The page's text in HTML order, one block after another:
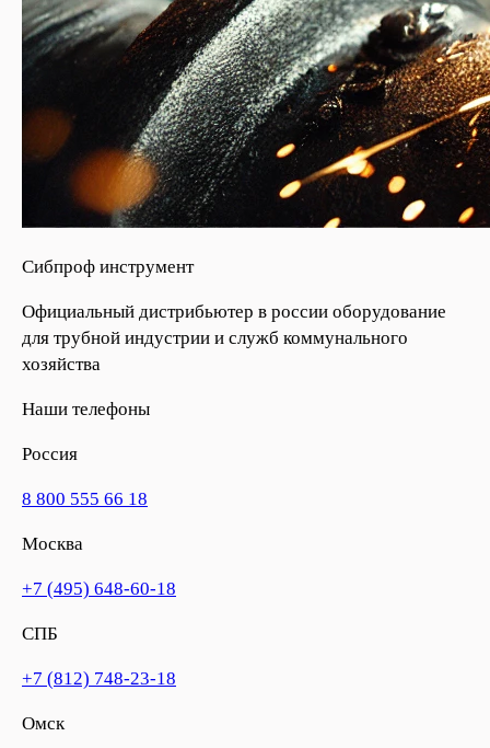
Сибпроф инструмент
Официальный дистрибьютер в россии оборудование
для трубной индустрии и служб коммунального
хозяйства
Наши телефоны
Россия
8 800 555 66 18
Москва
+7 (495) 648-60-18
СПБ
+7 (812) 748-23-18
Омск